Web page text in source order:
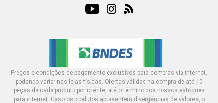
Preços e condições de pagamento exclusivos para compras via internet,
podendo variar nas lojas físicas. Ofertas válidas na compra de até 10
peças de cada produto por cliente, até o término dos nossos estoques
para internet. Caso os produtos apresentem divergências de valores, o